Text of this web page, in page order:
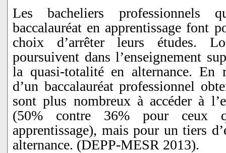
Les bacheliers
baccalauréat en apprentissage font
choix d’arrêter leurs études.
poursuivent dans l’enseignement
la quasi-totalité en alternance. En
d’un baccalauréat professionnel
sont plus nombreux à accéder à
(50% contre 36% pour ceux
apprentissage), mais pour un tiers
alternance. (DEPP-MESR 2013).